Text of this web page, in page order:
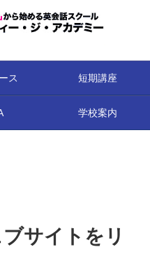
ス 短期講座
学校案内
サイトをリ